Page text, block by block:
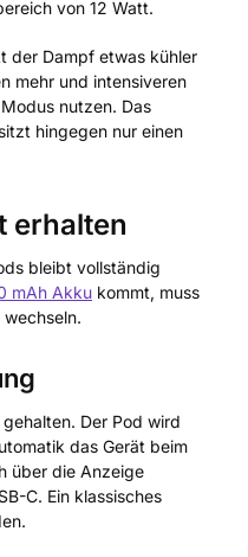
von 12 Watt.
der Dampf etwas kühler
mehr und intensiveren
nutzen. Das
hingegen nur einen
erhalten
bleibt vollständig
mAh Akku kommt, muss
Der Pod wird
das Gerät beim
über die Anzeige
C. Ein klassisches